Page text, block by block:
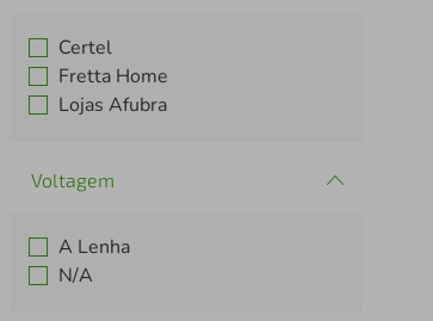
Certel
Fretta Home
Lojas Afubra
Voltagem
A Lenha
N/A